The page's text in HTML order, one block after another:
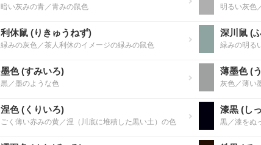
暗い灰みの青／青みの鼠色 明るい灰色
利休鼠 (りきゅうねず)
緑みの灰色／茶人利休のイメージの緑みの鼠色
深川鼠 (
緑みの明る
墨色 (すみいろ)
黒／墨のような色
薄墨色 (
灰色／薄い
涅色 (くりいろ)
ごく薄い赤みの黄／涅（川底に堆積した黒い土）の色
漆黒 (し
黒／漆をぬ